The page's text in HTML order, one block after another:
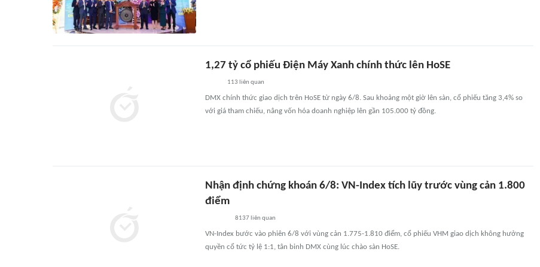
1,27 tỷ cổ phiếu Điện Máy Xanh chính thức lên HoSE
113 liên quan
DMX chính thức giao dịch trên HoSE từ ngày 6/8. Sau khoảng một giờ lên sàn, cổ phiếu tăng 3,4% so
với giá tham chiếu, nâng vốn hóa doanh nghiệp lên gần 105.000 tỷ đồng.
Nhận định chứng khoán 6/8: VN-Index tích lũy trước vùng cản 1.800
điểm
8137 liên quan
VN-Index bước vào phiên 6/8 với vùng cản 1.775-1.810 điểm, cổ phiếu VHM giao dịch không hưởng
quyền cổ tức tỷ lệ 1:1, tân binh DMX cùng lúc chào sàn HoSE.